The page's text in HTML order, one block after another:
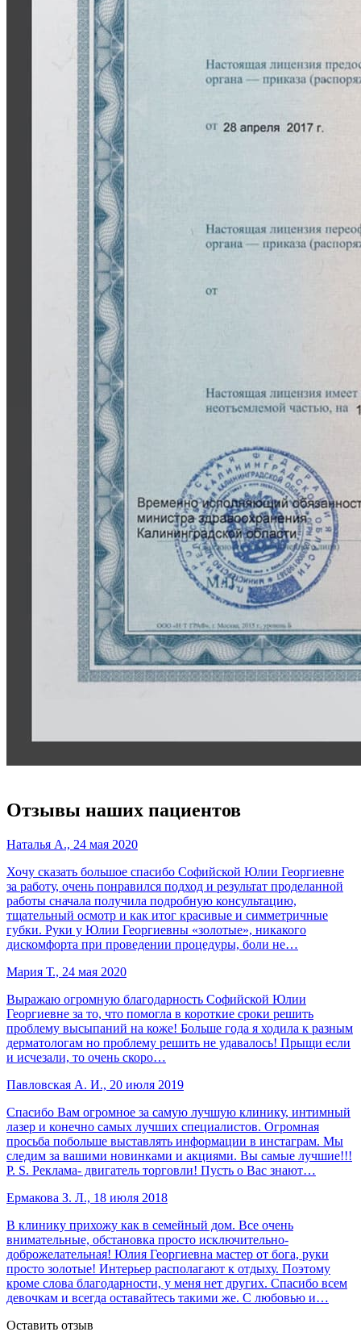
Отзывы наших пациентов
Наталья А., 24 мая 2020
Хочу сказать большое спасибо Софийской Юлии Георгиевне
за работу, очень понравился подход и результат проделанной
работы сначала получила подробную консультацию,
тщательный осмотр и как итог красивые и симметричные
губки. Руки у Юлии Георгиевны «золотые», никакого
дискомфорта при проведении процедуры, боли не…
Мария Т., 24 мая 2020
Выражаю огромную благодарность Софийской Юлии
Георгиевне за то, что помогла в короткие сроки решить
проблему высыпаний на коже! Больше года я ходила к разным
дерматологам но проблему решить не удавалось! Прыщи если
и исчезали, то очень скоро…
Павловская А. И., 20 июля 2019
Спасибо Вам огромное за самую лучшую клинику, интимный
лазер и конечно самых лучших специалистов. Огромная
просьба побольше выставлять информации в инстаграм. Мы
следим за вашими новинками и акциями. Вы самые лучшие!!!
P. S. Реклама- двигатель торговли! Пусть о Вас знают…
Ермакова З. Л., 18 июля 2018
В клинику прихожу как в семейный дом. Все очень
внимательные, обстановка просто исключительно-
доброжелательная! Юлия Георгиевна мастер от бога, руки
просто золотые! Интерьер располагают к отдыху. Поэтому
кроме слова благодарности, у меня нет других. Спасибо всем
девочкам и всегда оставайтесь такими же. С любовью и…
Оставить отзыв